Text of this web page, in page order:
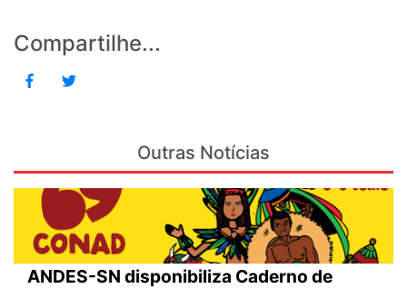
Compartilhe...
Outras Notícias
ANDES-SN disponibiliza Caderno de